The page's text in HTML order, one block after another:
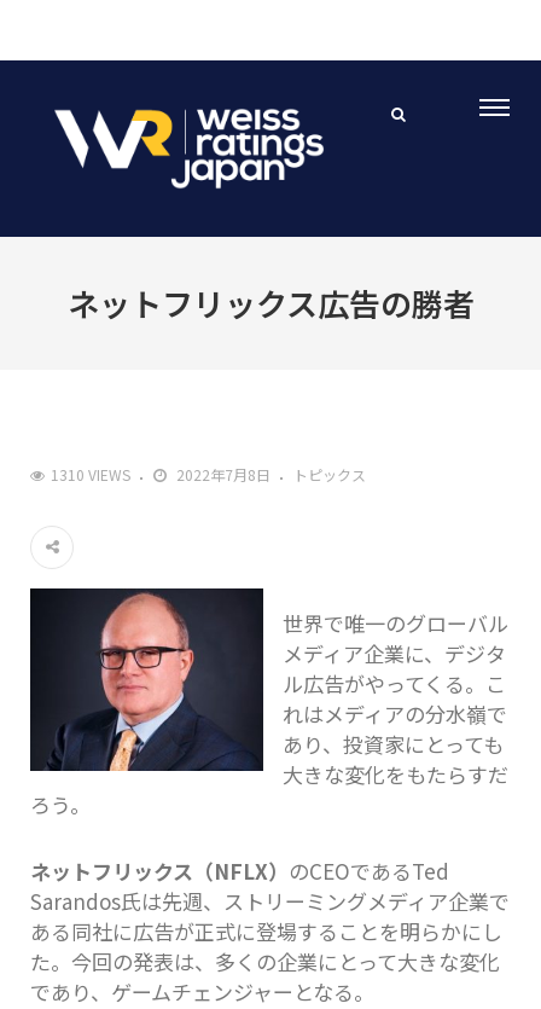
ネットフリックス広告の勝者
1310 VIEWS 2022年7月8日 トピックス
世界で唯一のグローバル
メディア企業に、デジタ
ル広告がやってくる。こ
れはメディアの分水嶺で
あり、投資家にとっても
大きな変化をもたらすだ
ろう。
ネットフリックス（NFLX） のCEOであるTed
Sarandos氏は先週、ストリーミングメディア企業で
ある同社に広告が正式に登場することを明らかにし
た。今回の発表は、多くの企業にとって大きな変化
であり、ゲームチェンジャーとなる。